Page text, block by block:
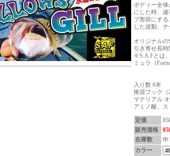
ボディー全
にした時、
ブ形状にす
した波動、
オリジナル
引き寄せ長
※S.A.Fとは
ミュラ（
入り数 6本
推奨フック（
マテリアル
アミノ酸、
定価
販売価格
在庫数
申
カラー